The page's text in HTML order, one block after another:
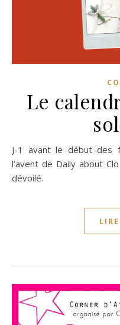
Le
J-1 avant le début des festivités. Le 1er calendrier de
l’avent de Daily about
dévoilé.